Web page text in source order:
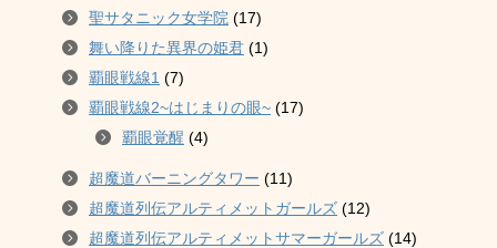
聖サタニック女学院 (17)
舞い降りた異界の姫君 (1)
覇眼戦線1 (7)
覇眼戦線2~はじまりの眼~ (17)
覇眼覚醒 (4)
超魔道バーニングタワー (11)
超魔道列伝アルティメットガールズ (12)
超魔道列伝アルティメットサマーガールズ (14)